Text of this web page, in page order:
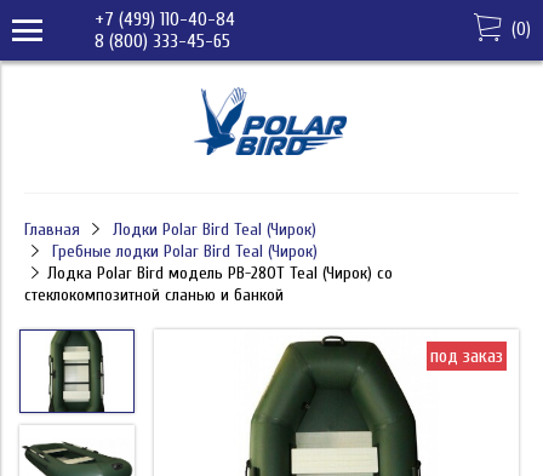
+7 (499) 110-40-84
8 (800) 333-45-65
(0)
Главная
Лодки Polar Bird Teal (Чирок)
Гребные лодки Polar Bird Teal (Чирок)
Лодка Polar Bird модель PB-280Т Teal (Чирок) со
стеклокомпозитной сланью и банкой
под заказ